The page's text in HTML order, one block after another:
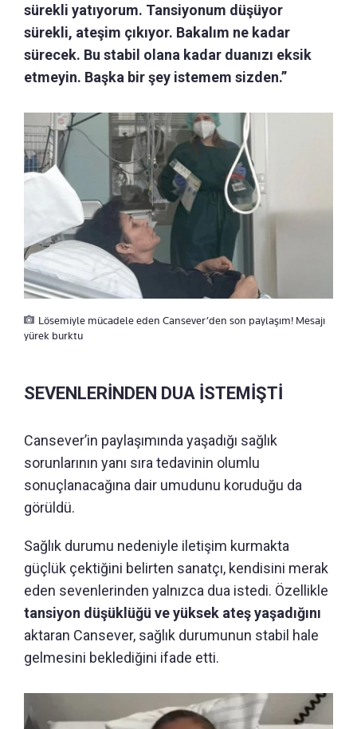
sürekli yatıyorum. Tansiyonum düşüyor
sürekli, ateşim çıkıyor. Bakalım ne kadar
sürecek. Bu stabil olana kadar duanızı eksik
etmeyin. Başka bir şey istemem sizden.”
Lösemiyle mücadele eden Cansever’den son paylaşım! Mesajı
yürek burktu
SEVENLERİNDEN DUA İSTEMİŞTİ
Cansever’in paylaşımında yaşadığı sağlık
sorunlarının yanı sıra tedavinin olumlu
sonuçlanacağına dair umudunu koruduğu da
görüldü.
Sağlık durumu nedeniyle iletişim kurmakta
güçlük çektiğini belirten sanatçı, kendisini merak
eden sevenlerinden yalnızca dua istedi. Özellikle
tansiyon düşüklüğü ve yüksek ateş yaşadığını
aktaran Cansever, sağlık durumunun stabil hale
gelmesini beklediğini ifade etti.